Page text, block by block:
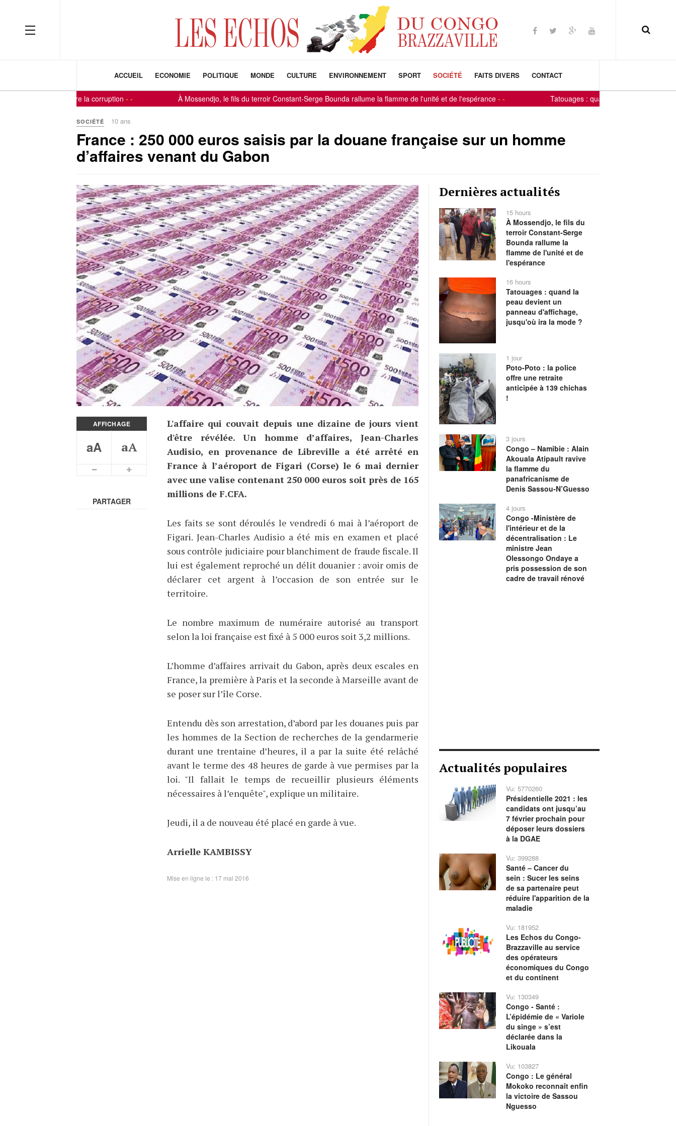
ACCUEIL ECONOMIE POLITIQUE MONDE CULTURE ENVIRONNEMENT SPORT SOCIÉTÉ FAITS DIVERS CONTACT
à la lutte contre la corruption -- À Mossendjo, le fils du terroir Constant-Serge Bounda rallume la flamme de l'unité et de l'espérance -- Tatouages : quand la peau devient un
SOCIÉTÉ 10 ans
France : 250 000 euros saisis par la douane française sur un homme
d’affaires venant du Gabon
AFFICHAGE
aA aA
PARTAGER
L'affaire qui couvait depuis une dizaine de jours vient
d'être révélée. Un homme d’affaires, Jean-Charles
Audisio, en provenance de Libreville a été arrêté en
France à l’aéroport de Figari (Corse) le 6 mai dernier
avec une valise contenant 250 000 euros soit près de 165
millions de F.CFA.
Les faits se sont déroulés le vendredi 6 mai à l’aéroport de
Figari. Jean-Charles Audisio a été mis en examen et placé
sous contrôle judiciaire pour blanchiment de fraude fiscale. Il
lui est également reproché un délit douanier : avoir omis de
déclarer cet argent à l’occasion de son entrée sur le
territoire.
Le nombre maximum de numéraire autorisé au transport
selon la loi française est fixé à 5 000 euros soit 3,2 millions.
L’homme d’affaires arrivait du Gabon, après deux escales en
France, la première à Paris et la seconde à Marseille avant de
se poser sur l’île Corse.
Entendu dès son arrestation, d’abord par les douanes puis par
les hommes de la Section de recherches de la gendarmerie
durant une trentaine d’heures, il a par la suite été relâché
avant le terme des 48 heures de garde à vue permises par la
loi. "Il fallait le temps de recueillir plusieurs éléments
nécessaires à l’enquête", explique un militaire.
Jeudi, il a de nouveau été placé en garde à vue.
Arrielle KAMBISSY
Mise en ligne le : 17 mai 2016
Dernières actualités
15 hours
À Mossendjo, le fils du
terroir Constant-Serge
Bounda rallume la
flamme de l'unité et de
l'espérance
16 hours
Tatouages : quand la
peau devient un
panneau d'affichage,
jusqu'où ira la mode ?
1 jour
Poto-Poto : la police
offre une retraite
anticipée à 139 chichas
!
3 jours
Congo – Namibie : Alain
Akouala Atipault ravive
la flamme du
panafricanisme de
Denis Sassou-N’Guesso
4 jours
Congo -Ministère de
l'intérieur et de la
décentralisation : Le
ministre Jean
Olessongo Ondaye a
pris possession de son
cadre de travail rénové
Actualités populaires
Vu: 5770260
Présidentielle 2021 : les
candidats ont jusqu’au
7 février prochain pour
déposer leurs dossiers
à la DGAE
Vu: 399288
Santé – Cancer du
sein : Sucer les seins
de sa partenaire peut
réduire l'apparition de la
maladie
Vu: 181952
Les Echos du Congo-
Brazzaville au service
des opérateurs
économiques du Congo
et du continent
Vu: 130349
Congo - Santé :
L’épidémie de « Variole
du singe » s’est
déclarée dans la
Likouala
Vu: 103827
Congo : Le général
Mokoko reconnaît enfin
la victoire de Sassou
Nguesso